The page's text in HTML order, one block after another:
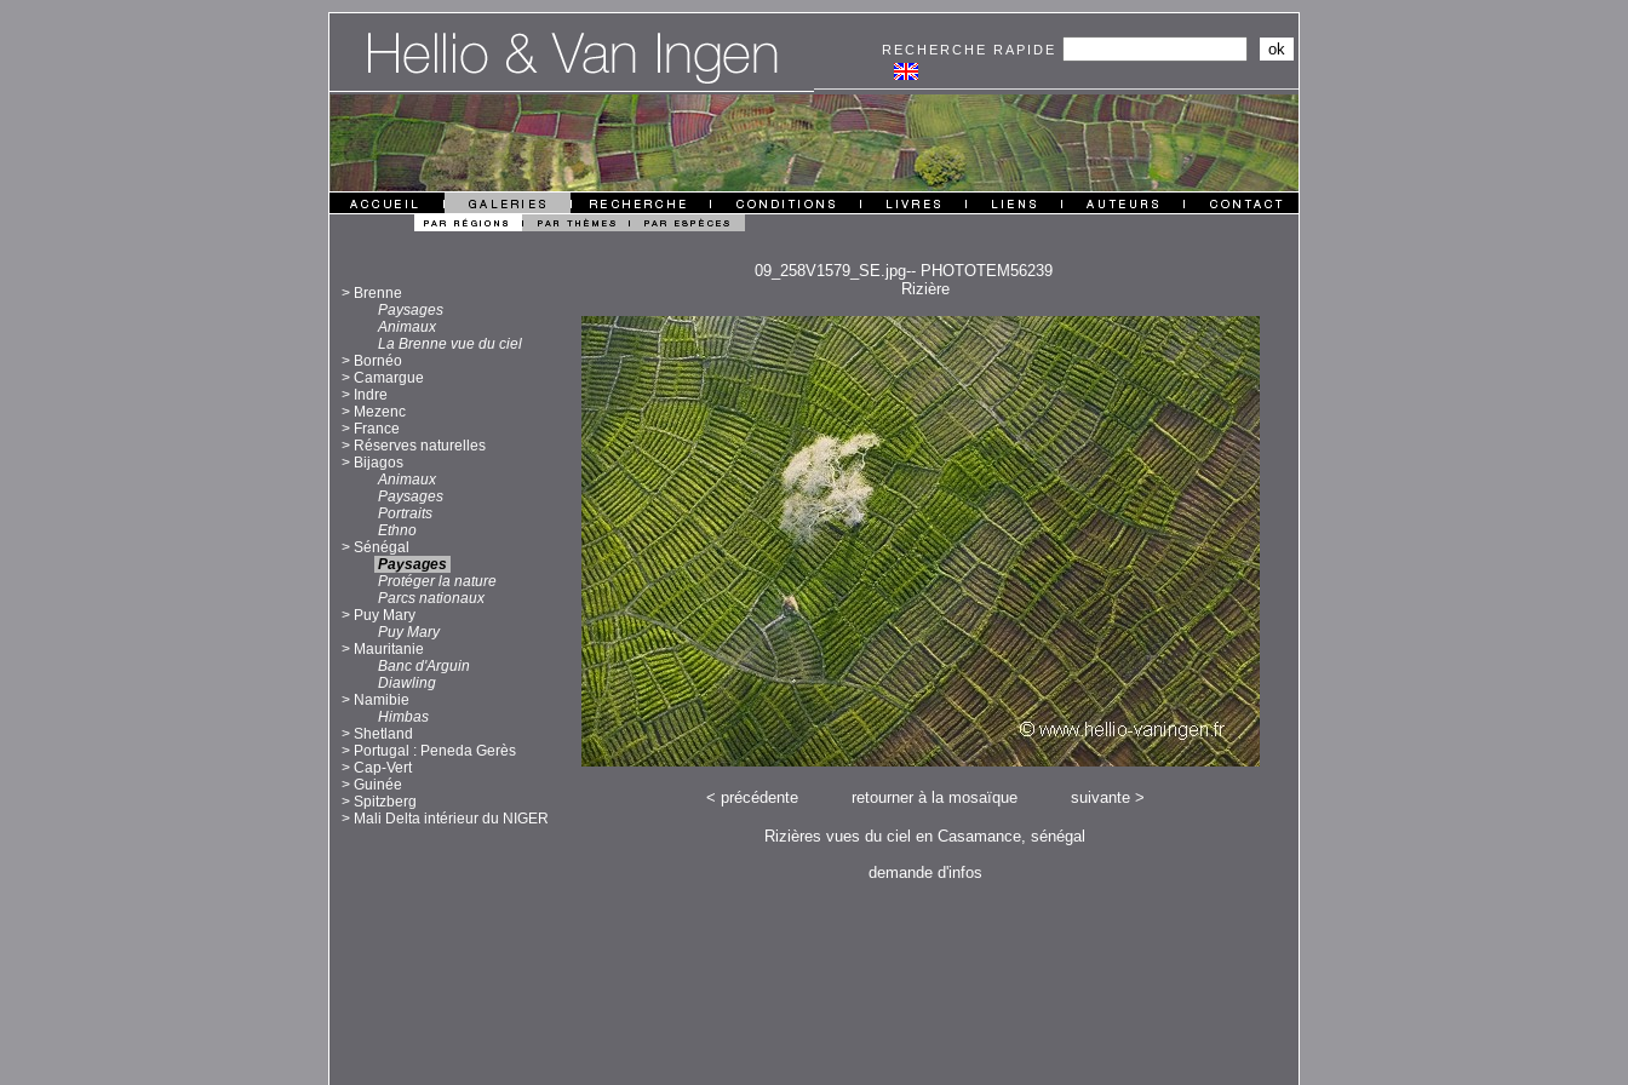
RECHERCHE RAPIDE
09_258V1579_SE.jpg-- PHOTOTEM56239
> Brenne
Paysages
Animaux
La Brenne vue du ciel
> Bornéo
> Camargue
> Indre
> Mezenc
> France
> Réserves naturelles
> Bijagos
Animaux
Paysages
Portraits
Ethno
> Sénégal
Paysages
Protéger la nature
Parcs nationaux
> Puy Mary
Puy Mary
> Mauritanie
Banc d'Arguin
Diawling
> Namibie
Himbas
> Shetland
> Portugal : Peneda Gerès
> Cap-Vert
> Guinée
> Spitzberg
> Mali Delta intérieur du NIGER
Rizière
< précédente retourner à la mosaïque suivante>
Rizières vues du ciel en Casamance, sénégal
demande d'infos